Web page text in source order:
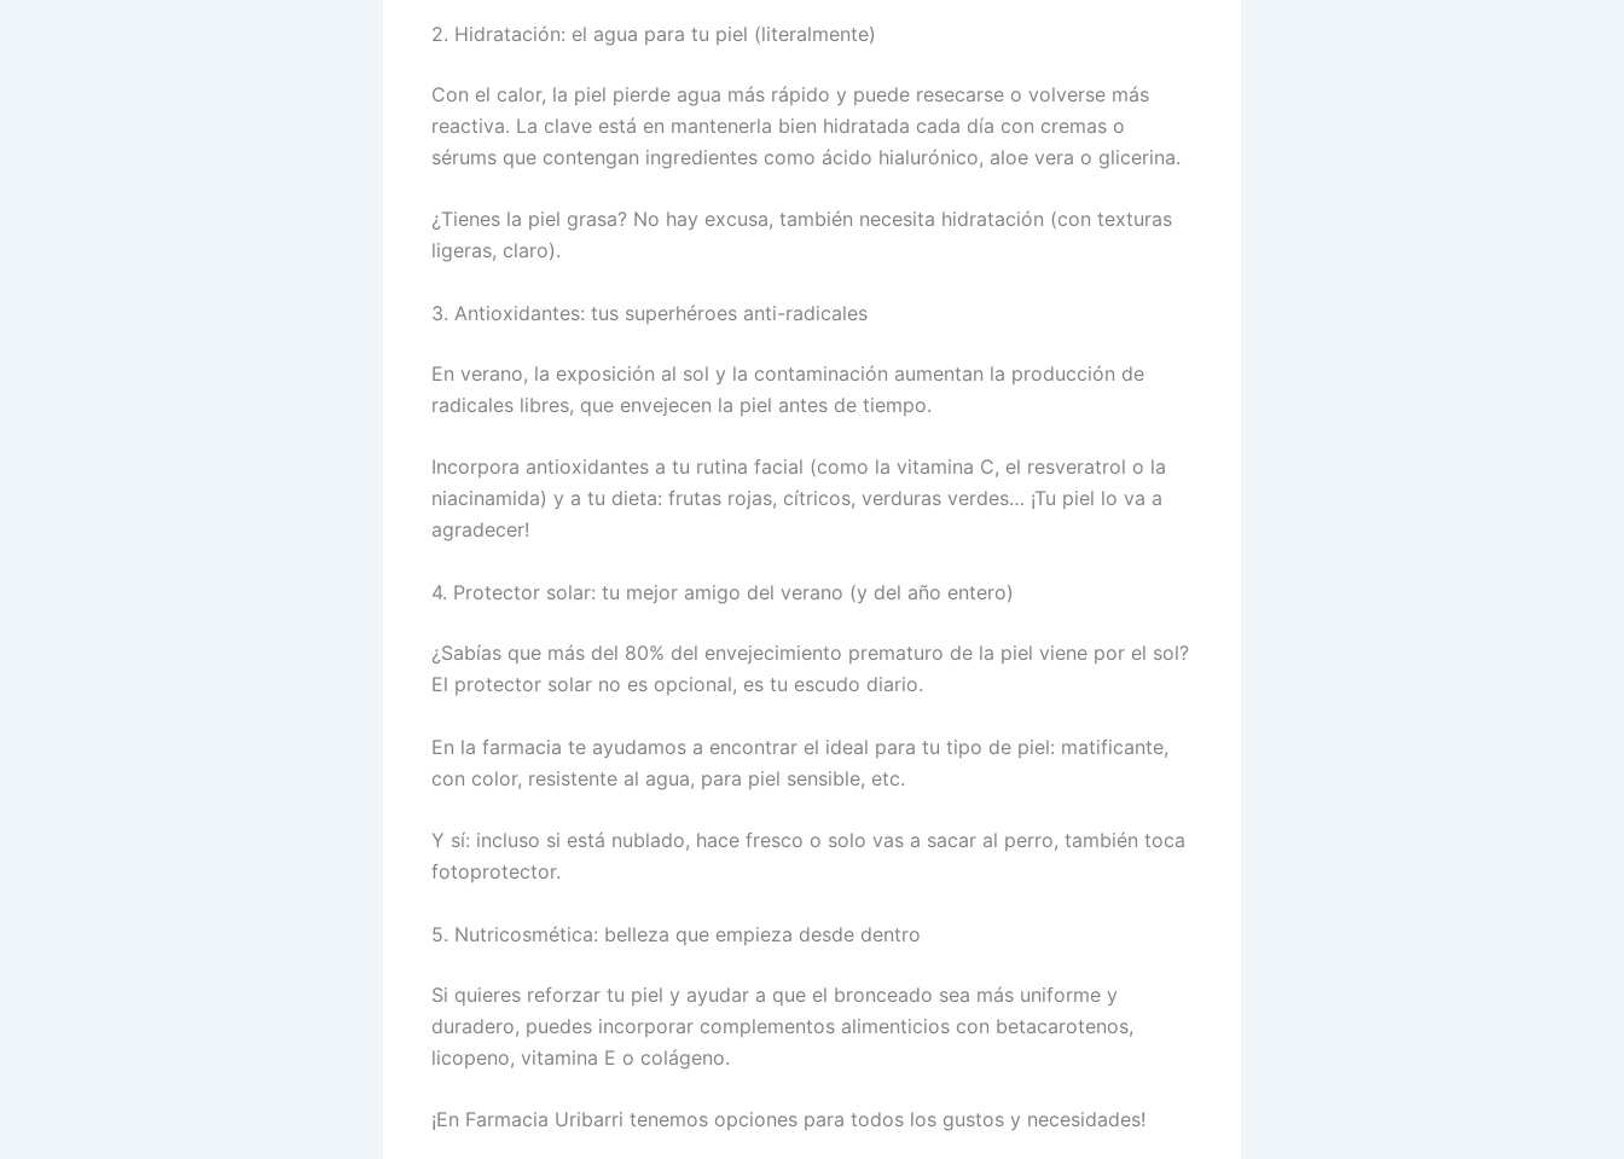
2. Hidratación: el agua para tu piel (literalmente)
Con el calor, la piel pierde agua más rápido y puede resecarse o volverse más
reactiva. La clave está en mantenerla bien hidratada cada día con cremas o
sérums que contengan ingredientes como ácido hialurónico, aloe vera o glicerina.
¿Tienes la piel grasa? No hay excusa, también necesita hidratación (con texturas
ligeras, claro).
3. Antioxidantes: tus superhéroes anti-radicales
En verano, la exposición al sol y la contaminación aumentan la producción de
radicales libres, que envejecen la piel antes de tiempo.
Incorpora antioxidantes a tu rutina facial (como la vitamina C, el resveratrol o la
niacinamida) y a tu dieta: frutas rojas, cítricos, verduras verdes… ¡Tu piel lo va a
agradecer!
4. Protector solar: tu mejor amigo del verano (y del año entero)
¿Sabías que más del 80% del envejecimiento prematuro de la piel viene por el sol?
El protector solar no es opcional, es tu escudo diario.
En la farmacia te ayudamos a encontrar el ideal para tu tipo de piel: matificante,
con color, resistente al agua, para piel sensible, etc.
Y sí: incluso si está nublado, hace fresco o solo vas a sacar al perro, también toca
fotoprotector.
5. Nutricosmética: belleza que empieza desde dentro
Si quieres reforzar tu piel y ayudar a que el bronceado sea más uniforme y
duradero, puedes incorporar complementos alimenticios con betacarotenos,
licopeno, vitamina E o colágeno.
¡En Farmacia Uribarri tenemos opciones para todos los gustos y necesidades!